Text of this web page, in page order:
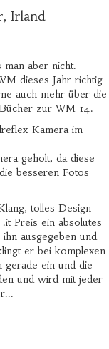
Irland
aber nicht.
dieses Jahr richtig
auch mehr über die
zur WM 14.
Kamera im
geholt, da diese
besseren Fotos
tolles Design
Preis ein absolutes
ausgegeben und
er bei komplexen
gerade ein und die
und wird mit jeder